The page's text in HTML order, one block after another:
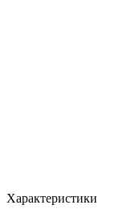
Характеристики